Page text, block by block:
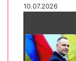
10.07.2026